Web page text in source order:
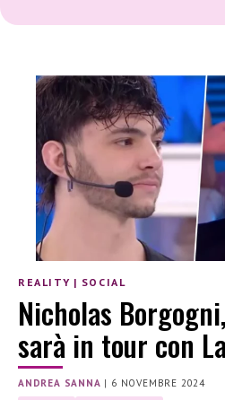
REALITY | SOCIAL
Nicholas
sarà in tour con
ANDREA SANNA | 6 NOVEMBRE 2024